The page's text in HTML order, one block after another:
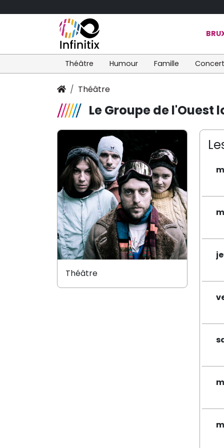
Théâtre Humour Famille Concert
Théâtre
Le Groupe de l'Ouest
Théâtre